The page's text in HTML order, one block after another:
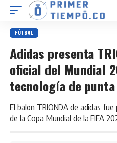
FÚTBOL
Adidas presenta
oficial del Mundial
tecnología de punta
El balón TRIONDA de adidas
de la Copa Mundial de la FIFA